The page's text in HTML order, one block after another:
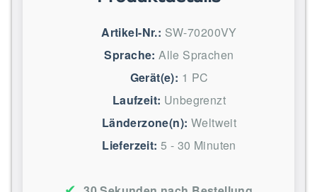
Artikel-Nr.: SW-70200VY
Sprache: Alle Sprachen
Gerät(e): 1 PC
Laufzeit: Unbegrenzt
Länderzone(n): Weltweit
Lieferzeit: 5 - 30 Minuten